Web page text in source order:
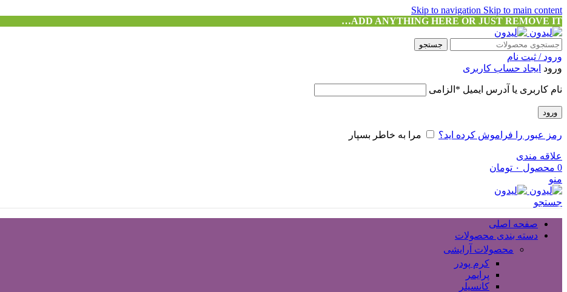
Skip to navigation Skip to main content
ADD ANYTHING HERE OR JUST REMOVE IT…
جستجو
ورود / ثبت نام
ورود ایجاد حساب کاربری
نام کاربری یا آدرس ایمیل * الزامی
ورود
رمز عبور را فراموش کرده اید؟ مرا به خاطر بسپار
علاقه مندی
0 محصول ۰ تومان
منو
جستجو
صفحه اصلی
دسته بندی محصولات
محصولات آرایشی
کرم پودر
پرایمر
کانسیلر